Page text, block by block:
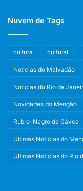
Nuvem de Tags
cultura cultural
Noticias do Malvadão
Noticias do Rio de
Novidades do Mengão
Rubro-Negro da Gávea
Ultimas Noticias do
Ultimas Noticias do Rio